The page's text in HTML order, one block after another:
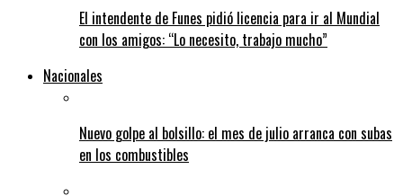
El intendente de Funes pidió licencia para ir al Mundial
con los amigos: “Lo necesito, trabajo mucho”
Nacionales
Nuevo golpe al bolsillo: el mes de julio arranca con subas
en los combustibles